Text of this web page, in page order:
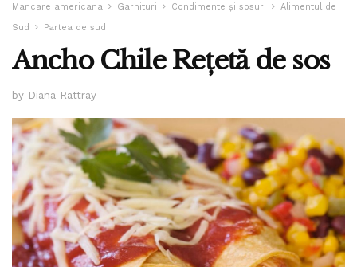
Mancare americana Garnituri Condimente și sosuri
Alimentul de
Sud
Partea de sud
Ancho Chile Rețetă de sos
by Diana Rattray